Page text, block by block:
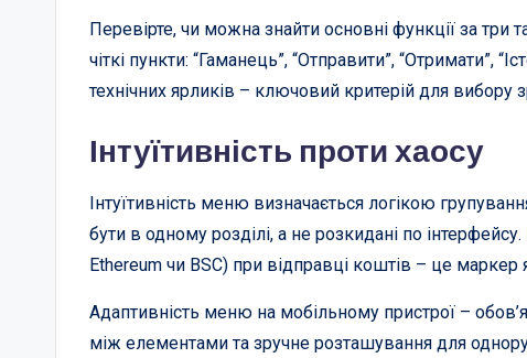
Перевірте, чи можна знайти основні функції за
чіткі пункти: “Гаманець”, “Отправити”, “Отримати”,
технічних ярликів – ключовий критерій для вибору
Інтуїтивність проти хаосу
Інтуїтивність меню визначається логікою
бути в одному розділі, а не розкидані по
Ethereum чи BSC) при відправці коштів – це маркер
Адаптивність меню на мобільному пристрої –
між елементами та зручне розташування для